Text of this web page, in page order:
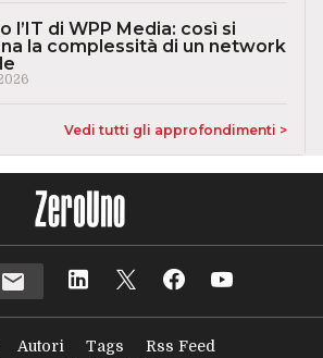
l’IT di WPP Media: così si
la complessità di un network
Vedi tutti gli approfondimenti >
Autori Tags
Rss Feed